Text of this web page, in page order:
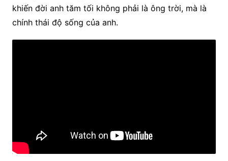
khiến đời anh tăm tối không phải là ông trời, mà là
chính thái độ sống của anh.